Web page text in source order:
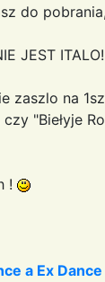
do
JEST
zaszlo na
czy "Biełyje
!
a Ex